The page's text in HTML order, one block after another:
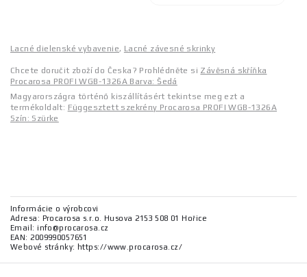
Lacné dielenské vybavenie, Lacné závesné skrinky
Chcete doručit zboží do Česka? Prohlédněte si Závěsná skříňka
Procarosa PROFI WGB-1326A Barva: Šedá
Magyarországra történő kiszállításért tekintse meg ezt a
termékoldalt: Függesztett szekrény Procarosa PROFI WGB-1326A
Szín: Szürke
Informácie o výrobcovi
Adresa: Procarosa s.r.o. Husova 2153 508 01 Hořice
Email: info@procarosa.cz
EAN: 2009990057651
Webové stránky: https://www.procarosa.cz/